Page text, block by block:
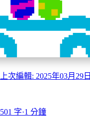
上次編輯: 2025年03月29日
501 字·1 分鐘